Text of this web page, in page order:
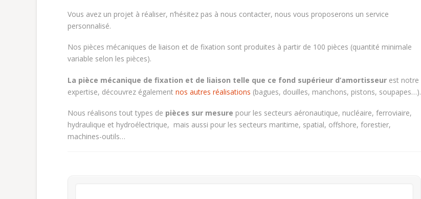
Vous avez un projet à réaliser, n’hésitez pas à nous contacter, nous vous proposerons un service
personnalisé.
Nos pièces mécaniques de liaison et de fixation sont produites à partir de 100 pièces (quantité minimale
variable selon les pièces).
La pièce mécanique de fixation et de liaison telle que ce fond supérieur d’amortisseur est notre
expertise, découvrez également nos autres réalisations (bagues, douilles, manchons, pistons, soupapes…).
Nous réalisons tout types de pièces sur mesure pour les secteurs aéronautique, nucléaire, ferroviaire,
hydraulique et hydroélectrique, mais aussi pour les secteurs maritime, spatial, offshore, forestier,
machines-outils…